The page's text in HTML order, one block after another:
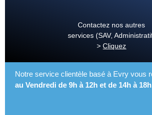
Contactez nos autres
services (SAV,
>Cliquez
Notre service clientèle basé à Evry vous
au Vendredi de 9h à 12h et de 14h à 18h